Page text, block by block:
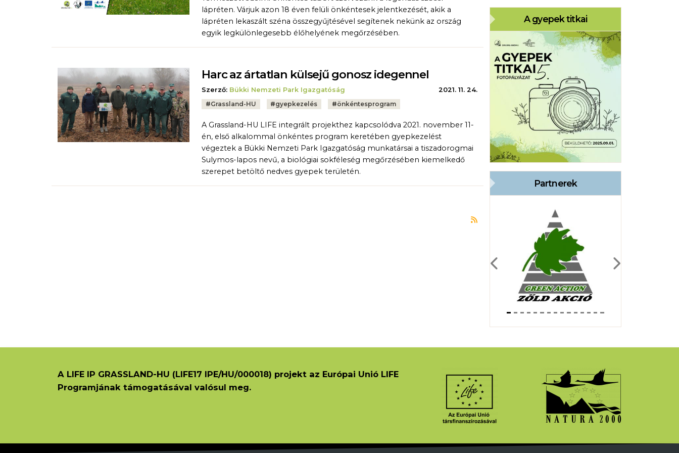
lápréten. Várjuk azon 18 éven felüli önkéntesek jelentkezését, akik a
lápréten lekaszált széna összegyűjtésével segítenek nekünk az ország
egyik legkülönlegesebb élőhelyének megőrzésében.
Harc az ártatlan külsejű gonosz idegennel
Szerző: Bükki Nemzeti Park Igazgatóság
2021. 11. 24.
Tags:
#Grassland-HU #gyepkezelés #önkéntesprogram
A Grassland-HU LIFE integrált projekthez kapcsolódva 2021. november 11-
én, első alkalommal önkéntes program keretében gyepkezelést
végeztek a Bükki Nemzeti Park Igazgatóság munkatársai a tiszadorogmai
Sulymos-lapos nevű, a biológiai sokféleség megőrzésében kiemelkedő
szerepet betöltő nedves gyepek területén.
Feliratkozás a következőre: önkéntesprogram
A gyepek titkai
Partnerek
Previous Next
A LIFE IP GRASSLAND-HU (LIFE17 IPE/HU/000018) projekt az Európai Unió LIFE
Programjának támogatásával valósul meg.